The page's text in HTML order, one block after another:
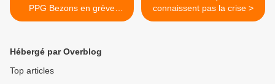
PPG Bezons en grève
depuis le 28 avril
connaissent pas la crise >
Hébergé par Overblog
Top articles